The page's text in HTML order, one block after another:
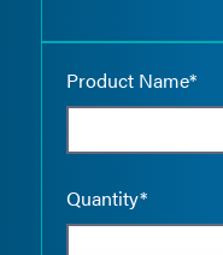
Product Name*
Quantity*